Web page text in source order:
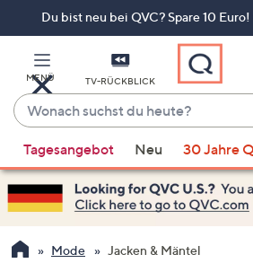
Du bist neu bei QVC? Spare 10
MENÜ TV-RÜCKBLICK
Wonach
suchst
du
heute?
Vorschläge
verfügbar
sind,
verwenden
Sie
Tagesangebot Neu 30 Jahre
Mode Jacken & Mäntel